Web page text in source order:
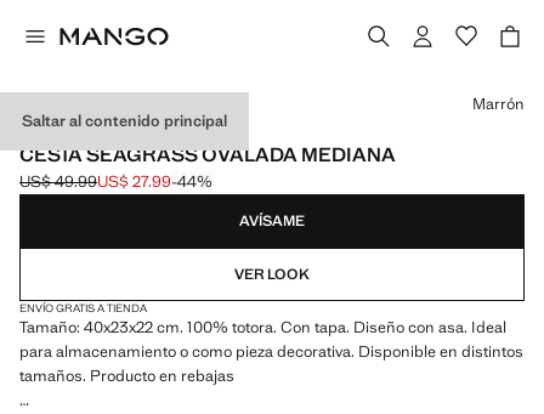
Saltar al contenido principal
USE CODE: EXTRASALE
CESTA SEAGRASS OVALADA MEDIANA
Precio inicial tachado [US$ 49.99 ]
US$ 49.99
Precio actual [US$ 27.99 ]
US$ 27.99-44%
Selecciona un color
Marrón
AVÍSAME
VER LOOK
ENVÍO GRATIS A TIENDA
Tamaño: 40x23x22 cm. 100% totora. Con tapa. Diseño con asa. Ideal
para almacenamiento o como pieza decorativa. Disponible en distintos
tamaños. Producto en rebajas